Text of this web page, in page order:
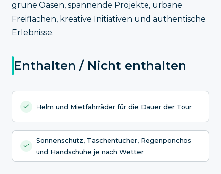
grüne Oasen, spannende Projekte, urbane
Freiflächen, kreative Initiativen und authentische
Erlebnisse.
Enthalten / Nicht enthalten
Helm und Mietfahrräder für die Dauer der Tour
Sonnenschutz, Taschentücher, Regenponchos
und Handschuhe je nach Wetter